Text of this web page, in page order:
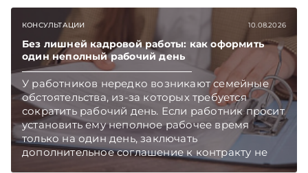
КОНСУЛЬТАЦИИ 10.08.2026
Без лишней кадровой работы: как оформить
один неполный рабочий день
У работников нередко возникают семейные
обстоятельства, из-за которых требуется
сократить рабочий день. Если работник просит
установить ему неполное рабочее время
только на один день, заключать
дополнительное соглашение к контракту не
требуется – достаточно оформить приказ